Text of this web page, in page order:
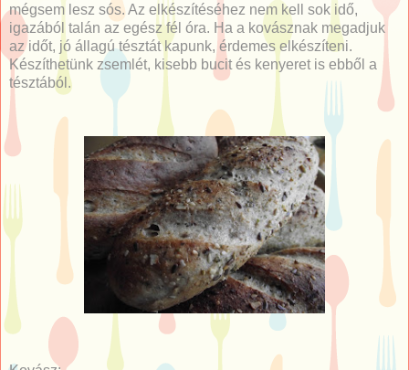
mégsem lesz sós. Az elkészítéséhez nem kell sok idő,
igazából talán az egész fél óra. Ha a kovásznak megadjuk
az időt, jó állagú tésztát kapunk, érdemes elkészíteni.
Készíthetünk zsemlét, kisebb bucit és kenyeret is ebből a
tésztából.